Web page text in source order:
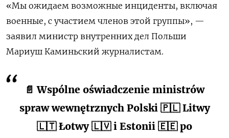
«Мы ожидаем возможные инциденты, включая
военные, с участием членов этой группы», —
заявил министр внутренних дел Польши
Мариуш Каминьский журналистам.
📄 Wspólne oświadczenie ministrów
spraw wewnętrznych Polski 🇵🇱 Litwy
🇱🇹 Łotwy 🇱🇻 i Estonii 🇪🇪 po